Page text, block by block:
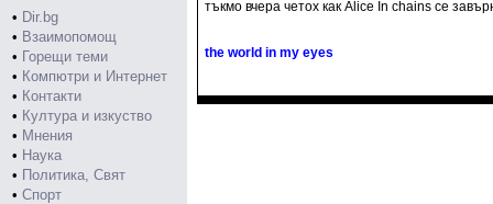
• Dir.bg
• Взаимопомощ
• Горещи теми
• Компютри и Интернет
• Контакти
• Култура и изкуство
• Мнения
• Наука
• Политика, Свят
• Спорт
тъкмо вчера четох как Alice In chains се
the world in my eyes